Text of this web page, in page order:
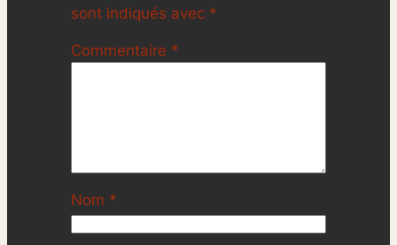
sont indiqués avec *
Commentaire *
Nom *